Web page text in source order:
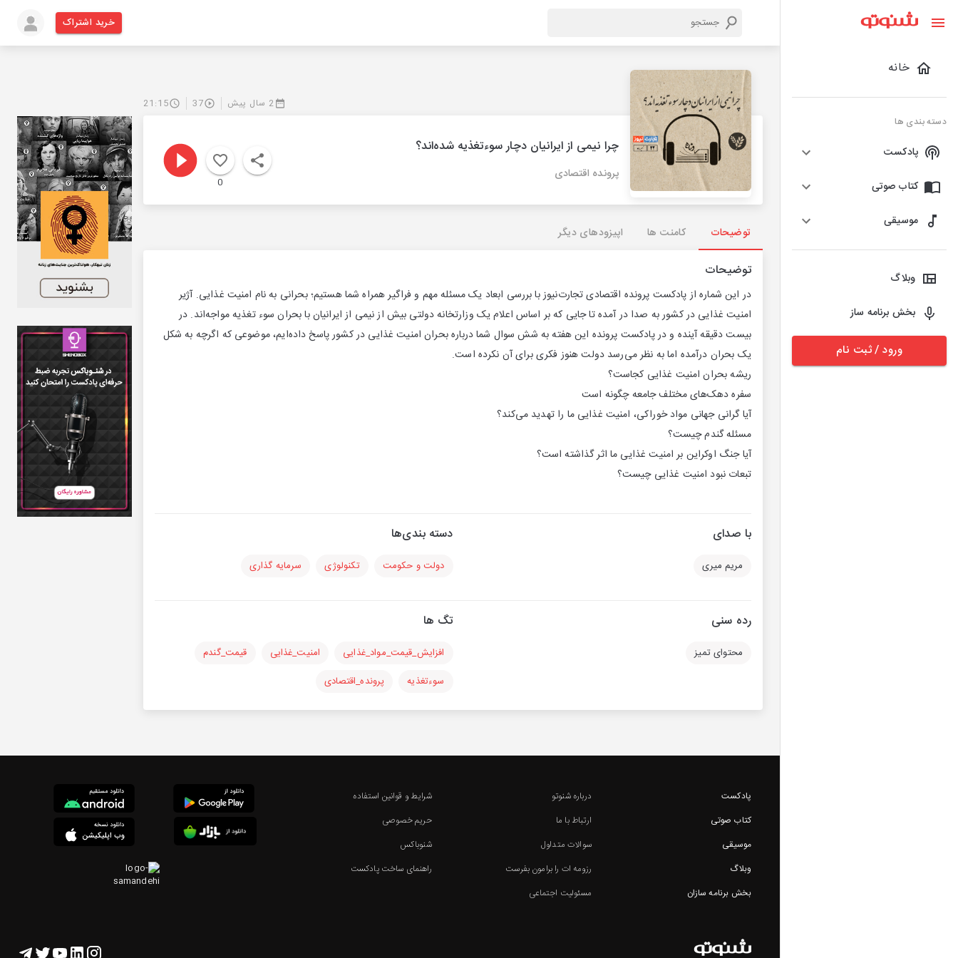
خانه
دسته بندی ها
پادکست
کتاب صوتی
موسیقی
وبلاگ
بخش برنامه ساز
ورود / ثبت نام
خرید اشتراک
2 سال پیش 37
21:15
چرا نیمی از ایرانیان دچار سوء‌تغذیه شده‌اند؟
پرونده اقتصادی
0
توضیحات کامنت ها اپیزودهای دیگر
توضیحات
در این شماره از پادکست پرونده اقتصادی تجارت‌نیوز با بررسی ابعاد یک مسئله مهم و فراگیر همراه شما هستیم؛ بحرانی به نام امنیت غذایی. آژیر
امنیت غذایی در کشور به صدا در آمده تا جایی که بر اساس اعلام یک وزارتخانه دولتی بیش از نیمی از ایرانیان با بحران سوء تغذیه مواجه‌اند. در
بیست دقیقه آینده و در پادکست پرونده این هفته به شش سوال شما درباره بحران امنیت غذایی در کشور پاسخ داده‌ایم، موضوعی که اگرچه به شکل
یک بحران درآمده اما به نظر می‌رسد دولت هنوز فکری برای آن نکرده است.
ریشه بحران امنیت غذایی کجاست؟
سفره دهک‌های مختلف جامعه چگونه است
آیا گرانی جهانی مواد خوراکی، امنیت غذایی ما را تهدید می‌کند؟
مسئله گندم چیست؟
آیا جنگ اوکراین بر امنیت غذایی ما اثر گذاشته است؟
تبعات نبود امنیت غذایی چیست؟
با صدای
مریم میری
دسته بندی‌ها
دولت و حکومت تکنولوژی سرمایه گذاری
رده سنی
محتوای تمیز
تگ ها
افزایش_قیمت_مواد_غذایی امنیت_غذایی
قیمت_گندم
سوء‌تغذیه
پرونده_اقتصادی
پادکست
کتاب صوتی
موسیقی
وبلاگ
بخش برنامه سازان
درباره شنوتو
ارتباط با ما
سوالات متداول
رزومه ات را برامون بفرست
مسئولیت اجتماعی
شرایط و قوانین استفاده
حریم خصوصی
شنوباکس
راهنمای ساخت پادکست